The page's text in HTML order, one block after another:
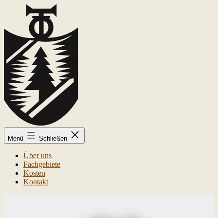
springen
Kai-
Uwe
Menü Schließen
Über uns
Fachgebiete
Kosten
Kontakt